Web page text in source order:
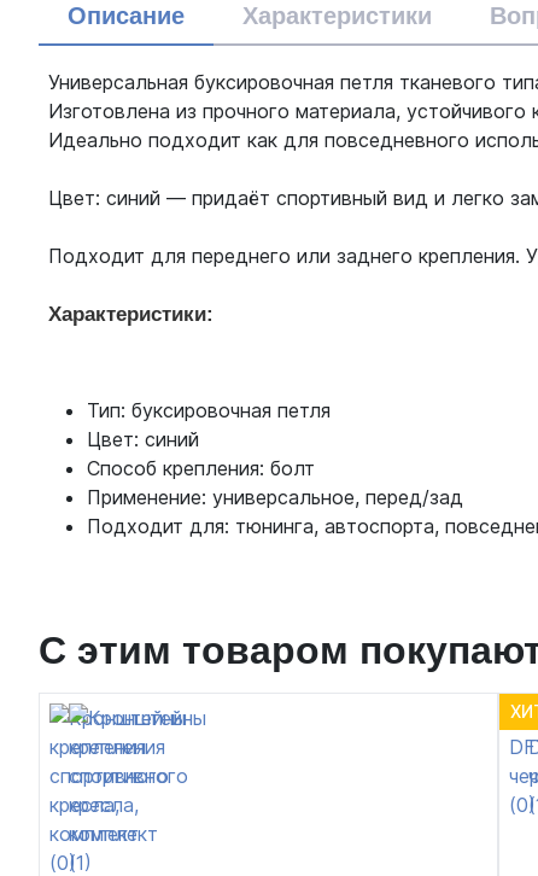
Описание Характеристики
Универсальная буксировочная петля тканевого
Изготовлена из прочного материала,
Идеально подходит как для повседневного
Цвет: синий — придаёт спортивный вид и легко
Подходит для переднего или заднего крепления.
Характеристики:
Тип: буксировочная петля
Цвет: синий
Способ крепления: болт
Применение: универсальное, перед/зад
Подходит для: тюнинга, автоспорта,
С этим товаром